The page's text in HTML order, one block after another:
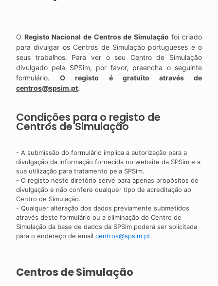
O Registo Nacional de Centros de Simulação foi criado
para divulgar os Centros de Simulação portugueses e o
seus trabalhos. Para ver o seu Centro de Simulação
divulgado pela SPSim, por favor, preencha o seguinte
formulário.O registo é gratuito através de
centros@spsim.pt.
Condições para o registo de
Centros de Simulação
- A submissão do formulário implica a autorização para a
divulgação da informação fornecida no website da SPSim e a
sua utilização para tratamento pela SPSim.
- O registo neste diretório serve para apenas propósitos de
divulgação e não confere qualquer tipo de acreditação ao
Centro de Simulação.
- Qualquer alteração dos dados previamente submetidos
através deste formulário ou a eliminação do Centro de
Simulação da base de dados da SPSim poderá ser solicitada
para o endereço de email centros@spsim.pt.
Centros de Simulação